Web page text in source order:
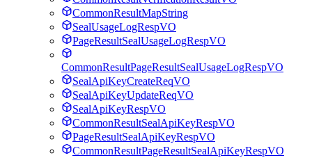
CommonResultMapString
SealUsageLogRespVO
PageResultSealUsageLogRespVO
CommonResultPageResultSealUsageLogRespVO
SealApiKeyCreateReqVO
SealApiKeyUpdateReqVO
SealApiKeyRespVO
CommonResultSealApiKeyRespVO
PageResultSealApiKeyRespVO
CommonResultPageResultSealApiKeyRespVO